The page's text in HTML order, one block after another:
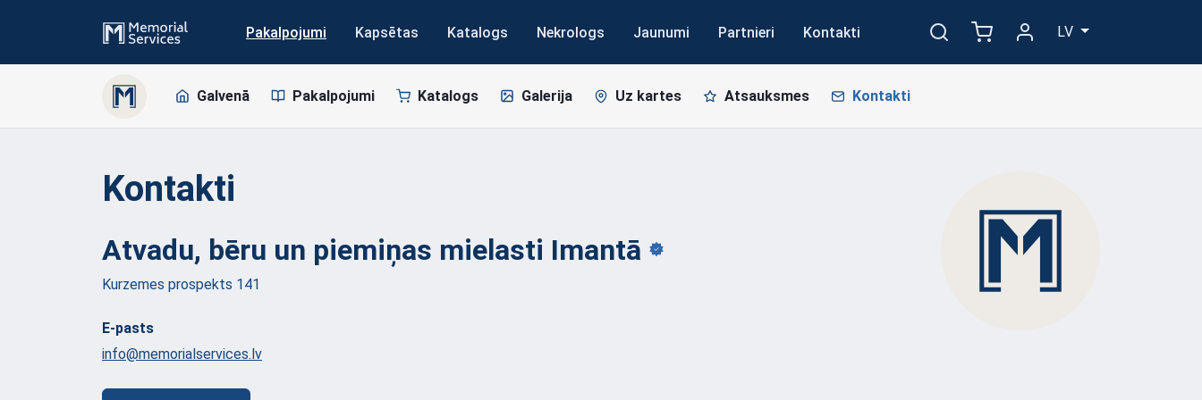
Pakalpojumi Kapsētas Katalogs Nekrologs Jaunumi Partnieri Kontakti LV
Galvenā Pakalpojumi Katalogs Galerija Uz kartes Atsauksmes Kontakti
Kontakti
Atvadu, bēru un piemiņas mielasti Imantā
Kurzemes prospekts 141
E-pasts
info@memorialservices.lv